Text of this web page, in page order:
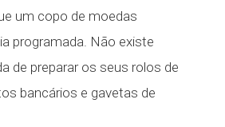
um copo de moedas
programada. Não existe
de preparar os seus rolos de
bancários e gavetas de